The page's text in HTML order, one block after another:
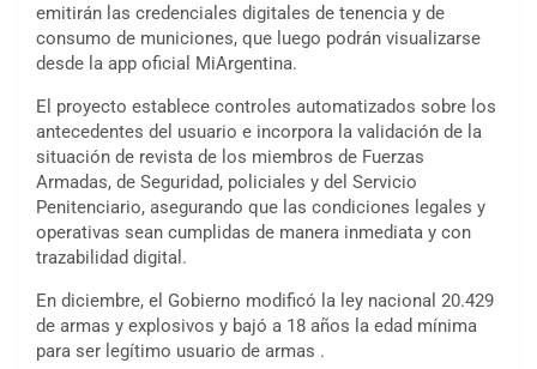
emitirán las credenciales digitales de tenencia y de
consumo de municiones, que luego podrán visualizarse
desde la app oficial MiArgentina.
El proyecto establece controles automatizados sobre los
antecedentes del usuario e incorpora la validación de la
situación de revista de los miembros de Fuerzas
Armadas, de Seguridad, policiales y del Servicio
Penitenciario, asegurando que las condiciones legales y
operativas sean cumplidas de manera inmediata y con
trazabilidad digital.
En diciembre, el Gobierno modificó la ley nacional 20.429
de armas y explosivos y bajó a 18 años la edad mínima
para ser legítimo usuario de armas .